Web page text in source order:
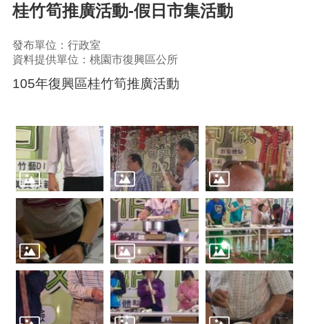
桂竹筍推廣活動-假日市集活動
發布單位：行政室
資料提供單位：桃園市復興區公所
105年復興區桂竹筍推廣活動